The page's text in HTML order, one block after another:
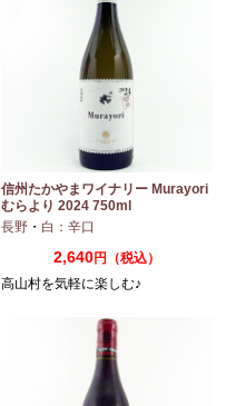
信州たかやまワイナリー Murayori
むらより 2024 750ml
長野 ・ 白：辛口
2,640円（税込）
高山村を気軽に楽しむ♪